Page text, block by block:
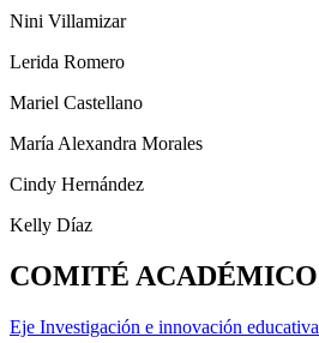
Nini Villamizar
Lerida Romero
Mariel Castellano
María Alexandra Morales
Cindy Hernández
Kelly Díaz
COMITÉ ACADÉMICO
Eje Investigación e innovación educativa